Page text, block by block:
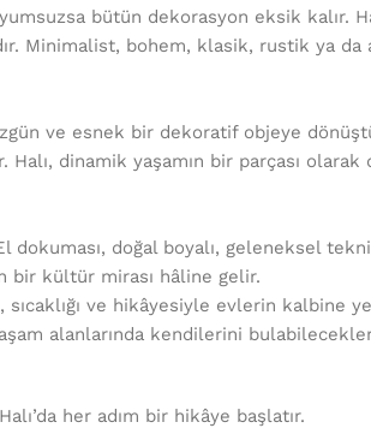
bütün dekorasyon eksik kalır.
Minimalist, bohem, klasik, rustik ya
ve esnek bir dekoratif objeye
Halı, dinamik yaşamın bir parçası olarak
dokuması, doğal boyalı, geleneksel
bir kültür mirası hâline gelir.
ve hikâyesiyle evlerin kalbine
alanlarında kendilerini
her adım bir hikâye başlatır.